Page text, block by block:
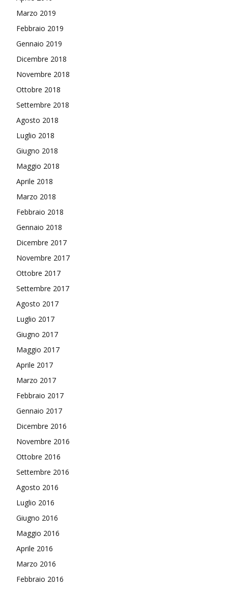
Marzo 2019
Febbraio 2019
Gennaio 2019
Dicembre 2018
Novembre 2018
Ottobre 2018
Settembre 2018
Agosto 2018
Luglio 2018
Giugno 2018
Maggio 2018
Aprile 2018
Marzo 2018
Febbraio 2018
Gennaio 2018
Dicembre 2017
Novembre 2017
Ottobre 2017
Settembre 2017
Agosto 2017
Luglio 2017
Giugno 2017
Maggio 2017
Aprile 2017
Marzo 2017
Febbraio 2017
Gennaio 2017
Dicembre 2016
Novembre 2016
Ottobre 2016
Settembre 2016
Agosto 2016
Luglio 2016
Giugno 2016
Maggio 2016
Aprile 2016
Marzo 2016
Febbraio 2016